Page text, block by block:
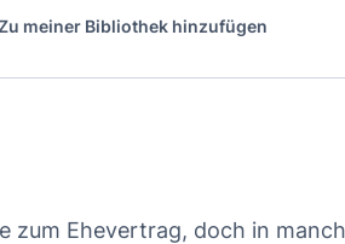
meiner Bibliothek hinzufügen
zum Ehevertrag, doch in